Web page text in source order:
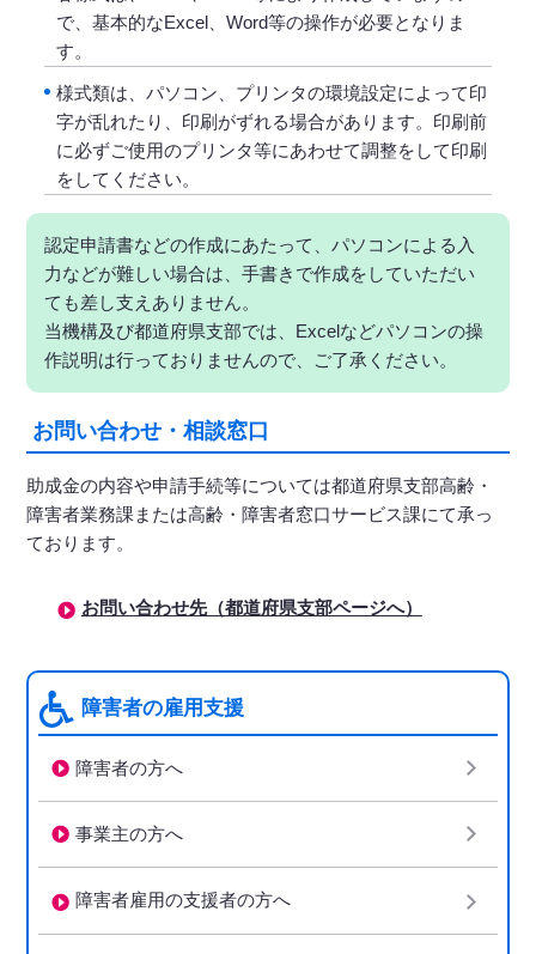
で、基本的なExcel、Word等の操作が必要となりま
す。
様式類は、パソコン、プリンタの環境設定によって印
字が乱れたり、印刷がずれる場合があります。印刷前
に必ずご使用のプリンタ等にあわせて調整をして印刷
をしてください。
認定申請書などの作成にあたって、パソコンによる入
力などが難しい場合は、手書きで作成をしていただい
ても差し支えありません。
当機構及び都道府県支部では、Excelなどパソコンの操
作説明は行っておりませんので、ご了承ください。
お問い合わせ・相談窓口
助成金の内容や申請手続等については都道府県支部高齢・
障害者業務課または高齢・障害者窓口サービス課にて承っ
ております。
お問い合わせ先（都道府県支部ページへ）
障害者の雇用支援
障害者の方へ
事業主の方へ
障害者雇用の支援者の方へ